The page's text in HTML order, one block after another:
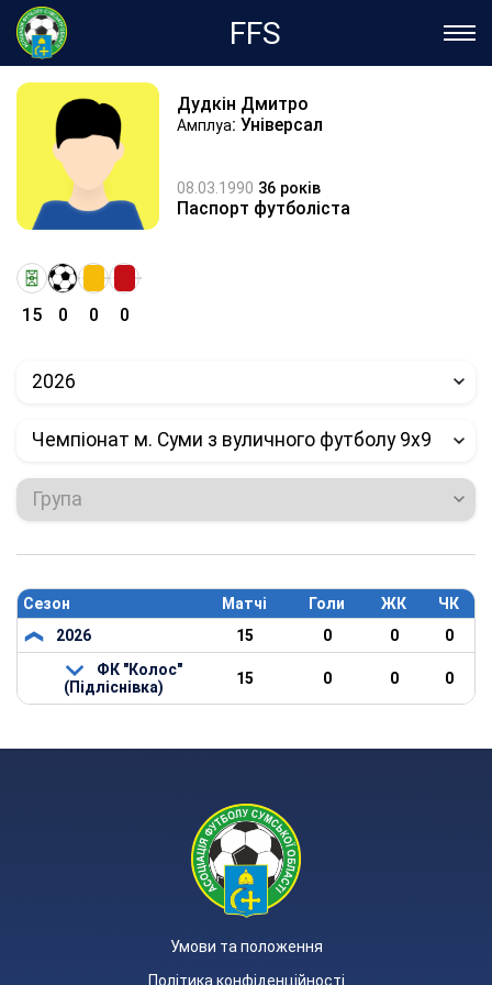
FFS
Дудкін Дмитро
Амплуа: Універсал
08.03.1990 36 років
Паспорт футболіста
15 0 0 0
2026
Чемпіонат м. Суми з вуличного футболу 9х9
Група
Сезон Матчі Голи ЖК
ЧК
2026
15 0 0
0
ФК "Колос"
(Підліснівка)
15 0 0 0
Умови та положення
Політика конфіденційності